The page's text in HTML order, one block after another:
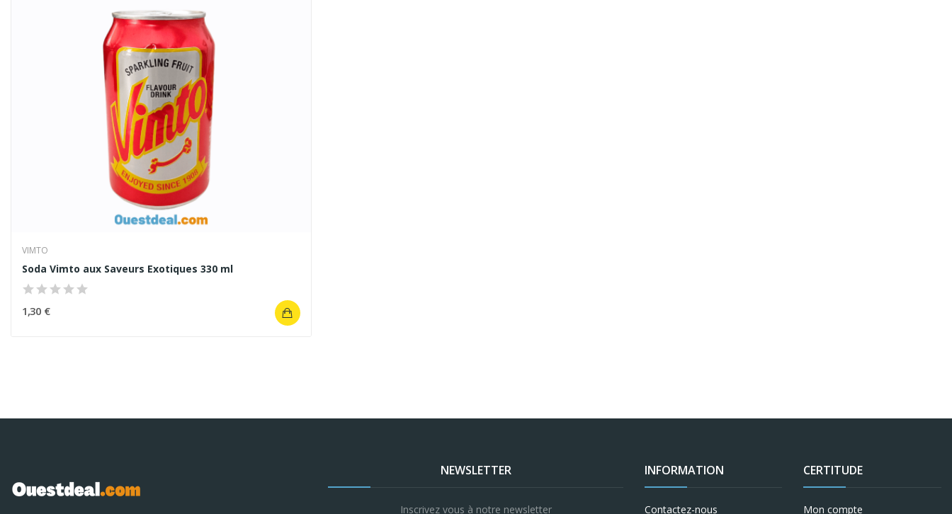
VIMTO
Soda Vimto aux Saveurs Exotiques 330 ml
1,30 €
NEWSLETTER
Inscrivez vous à notre newsletter
INFORMATION
Contactez-nous
CERTITUDE
Mon compte